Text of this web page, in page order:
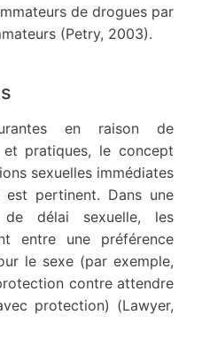
de drogues par
(Petry, 2003).
en raison de
pratiques, le concept
sexuelles immédiates
pertinent. Dans une
délai sexuelle, les
entre une préférence
le sexe (par exemple,
contre attendre
protection) (Lawyer,